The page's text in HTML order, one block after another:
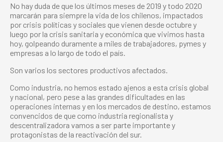
No hay duda de que los últimos meses de 2019 y todo 2020
marcarán para siempre la vida de los chilenos, impactados
por crisis políticas y sociales que vienen desde octubre y
luego por la crisis sanitaria y económica que vivimos hasta
hoy, golpeando duramente a miles de trabajadores, pymes y
empresas a lo largo de todo el país.
Son varios los sectores productivos afectados.
Como industria, no hemos estado ajenos a esta crisis global
y nacional, pero pese a las grandes dificultades en las
operaciones internas y en los mercados de destino, estamos
convencidos de que como industria regionalista y
descentralizadora vamos a ser parte importante y
protagonistas de la reactivación del sur.